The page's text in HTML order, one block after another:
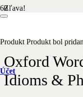
Produkt Produkt bol
Účet
Zľava!
Oxford
Idioms &